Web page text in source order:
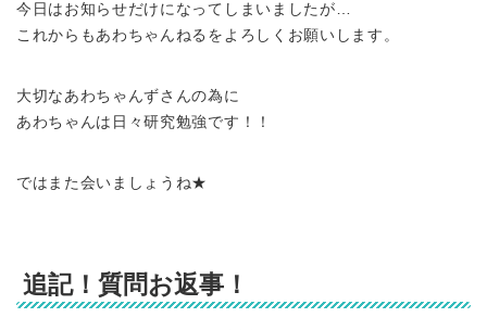
今日はお知らせだけになってしまいましたが…
これからもあわちゃんねるをよろしくお願いします。
大切なあわちゃんずさんの為に
あわちゃんは日々研究勉強です！！
ではまた会いましょうね★
追記！質問お返事！